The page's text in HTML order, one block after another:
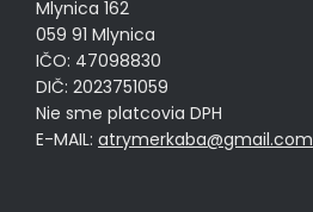
Mlynica 162
059 91 Mlynica
IČO: 47098830
DIČ: 2023751059
Nie sme platcovia DPH
E-MAIL: atrymerkaba@gmail.com